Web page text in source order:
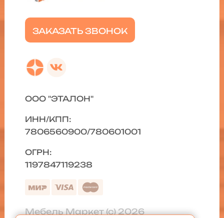
ЗАКАЗАТЬ ЗВОНОК
ООО "ЭТАЛОН"
ИНН/КПП:
7806560900/780601001
ОГРН:
1197847119238
Мебель Маркет (с) 2026